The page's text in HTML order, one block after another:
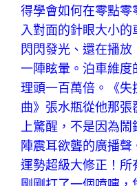
得學會如何在零點
入對面的針眼大小
閃閃發光、還在播放
一陣眩暈。泊車維
理頭一百萬倍。《失
曲》張水瓶從他那
上驚醒，不是因為
陣震耳欲聾的廣播
運勢超級大修正！